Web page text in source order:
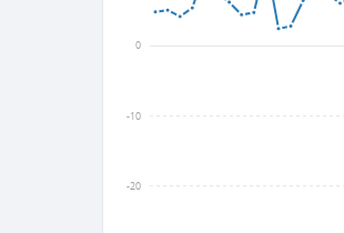
-20
-10
0